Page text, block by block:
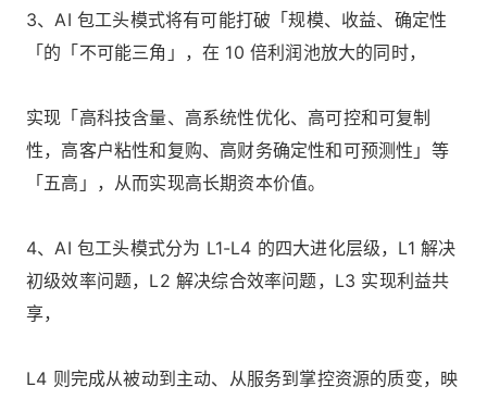
3、AI 包工头模式将有可能打破「规模、收益、确定性
「的「不可能三角」，在 10 倍利润池放大的同时，
实现「高科技含量、高系统性优化、高可控和可复制
性，高客户粘性和复购、高财务确定性和可预测性」等
「五高」，从而实现高长期资本价值。
4、AI 包工头模式分为 L1-L4 的四大进化层级，L1 解决
初级效率问题，L2 解决综合效率问题，L3 实现利益共
享，
L4 则完成从被动到主动、从服务到掌控资源的质变，映